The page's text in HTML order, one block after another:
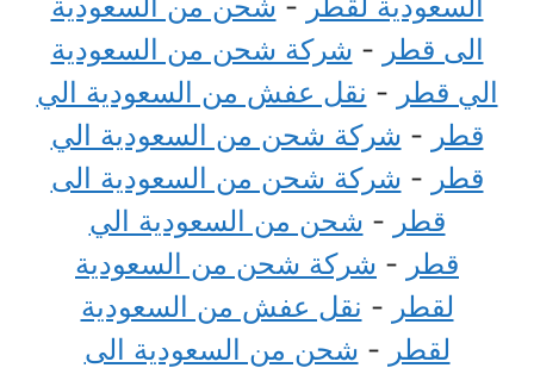
الى قطر - شركة شحن من السعودية
الي قطر - نقل عفش من السعودية الي
قطر - شركة شحن من السعودية الي
قطر - شركة شحن من السعودية الى
قطر - شحن من السعودية الي
قطر - شركة شحن من السعودية
لقطر - نقل عفش من السعودية
لقطر - شحن من السعودية الى